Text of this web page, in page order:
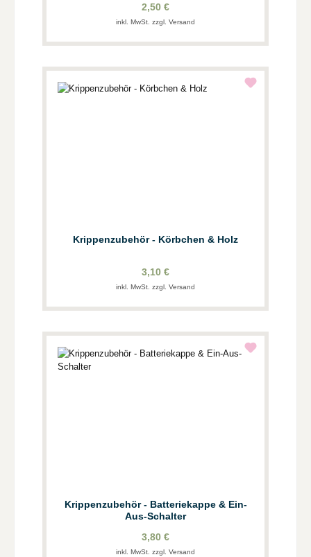
2,50 €
inkl. MwSt. zzgl. Versand
Krippenzubehör - Körbchen & Holz
3,10 €
inkl. MwSt. zzgl. Versand
Krippenzubehör - Batteriekappe & Ein-
Aus-Schalter
3,80 €
inkl. MwSt. zzgl. Versand